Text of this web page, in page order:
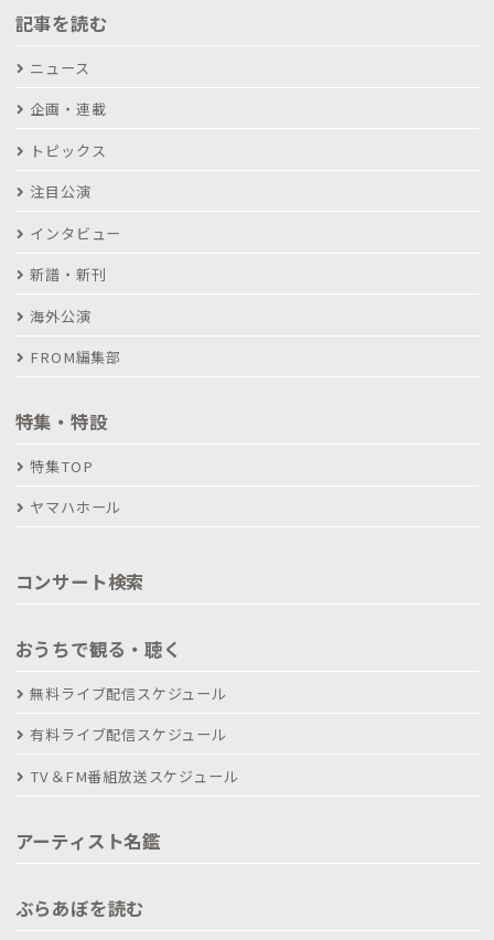
記事を読む
ニュース
企画・連載
トピックス
注目公演
インタビュー
新譜・新刊
海外公演
FROM編集部
特集・特設
特集TOP
ヤマハホール
コンサート検索
おうちで観る・聴く
無料ライブ配信スケジュール
有料ライブ配信スケジュール
TV＆FM番組放送スケジュール
アーティスト名鑑
ぶらあぼを読む